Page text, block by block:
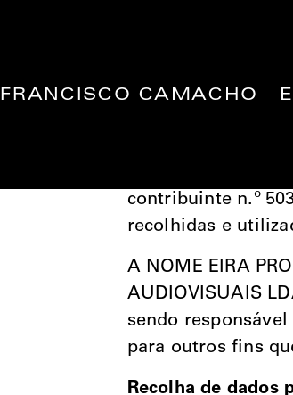
FRANCISCO CAMACHO
contribuinte n.º
recolhidas e
A NOME EIRA
AUDIOVISUAIS
sendo
para outros fins
Recolha de dados